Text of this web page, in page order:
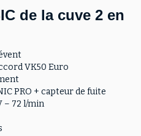
de la cuve 2 en
VK50 Euro
PRO + capteur de fuite
– 72 l/min